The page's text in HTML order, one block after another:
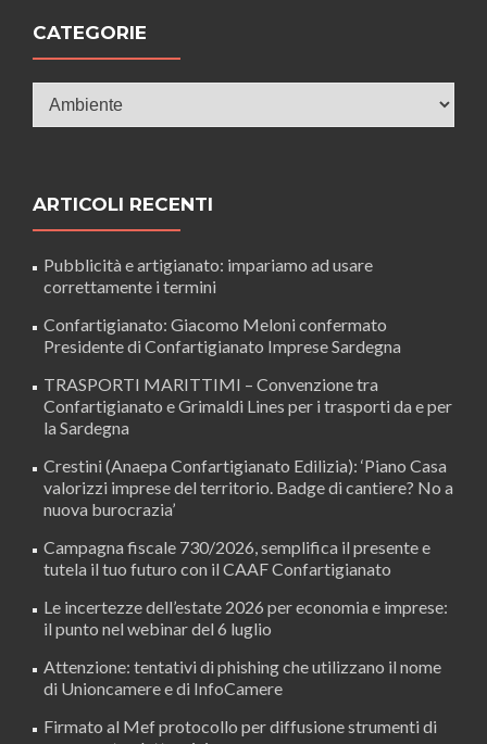
CATEGORIE
ARTICOLI RECENTI
Pubblicità e artigianato: impariamo ad usare
correttamente i termini
Confartigianato: Giacomo Meloni confermato
Presidente di Confartigianato Imprese Sardegna
TRASPORTI MARITTIMI – Convenzione tra
Confartigianato e Grimaldi Lines per i trasporti da e per
la Sardegna
Crestini (Anaepa Confartigianato Edilizia): ‘Piano Casa
valorizzi imprese del territorio. Badge di cantiere? No a
nuova burocrazia’
Campagna fiscale 730/2026, semplifica il presente e
tutela il tuo futuro con il CAAF Confartigianato
Le incertezze dell’estate 2026 per economia e imprese:
il punto nel webinar del 6 luglio
Attenzione: tentativi di phishing che utilizzano il nome
di Unioncamere e di InfoCamere
Firmato al Mef protocollo per diffusione strumenti di